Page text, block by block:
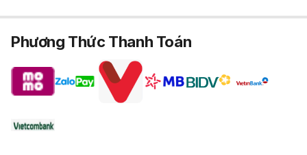
Phương Thức Thanh Toán